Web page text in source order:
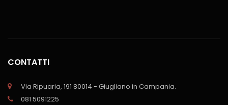
CONTATTI
Via Ripuaria, 191 80014 - Giugliano in Campania.
081 5091225